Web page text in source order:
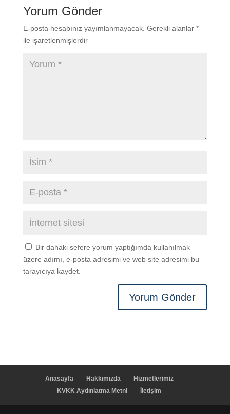
Yorum Gönder
E-posta hesabınız yayımlanmayacak. Gerekli alanlar *
ile işaretlenmişlerdir
Bir dahaki sefere yorum yaptığımda kullanılmak
üzere adımı, e-posta adresimi ve web site adresimi bu
tarayıcıya kaydet.
Anasayfa Hakkımızda
Hizmetlerimiz
KVKK Aydınlatma Metni
İletişim